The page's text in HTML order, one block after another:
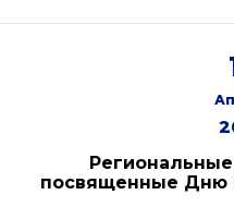
посвященные Дню